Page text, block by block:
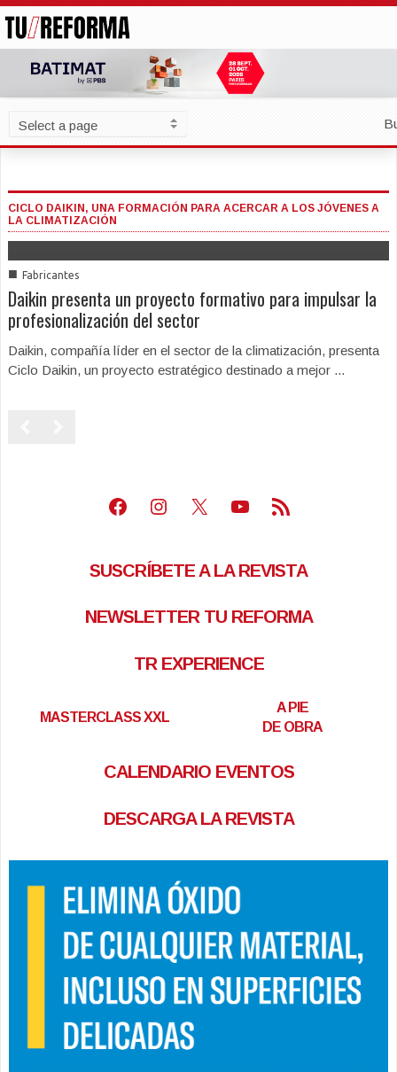
CICLO DAIKIN, UNA FORMACIÓN PARA ACERCAR A LOS JÓVENES A
LA CLIMATIZACIÓN
■ Fabricantes
Daikin presenta un proyecto formativo para impulsar la
profesionalización del sector
Daikin, compañía líder en el sector de la climatización, presenta
Ciclo Daikin, un proyecto estratégico destinado a mejor ...
Facebook
Instagram
X Youtube
Feed RSS
SUSCRÍBETE A LA REVISTA
NEWSLETTER TU REFORMA
TR EXPERIENCE
MASTERCLASS XXL
A PIE
DE OBRA
CALENDARIO EVENTOS
DESCARGA LA REVISTA